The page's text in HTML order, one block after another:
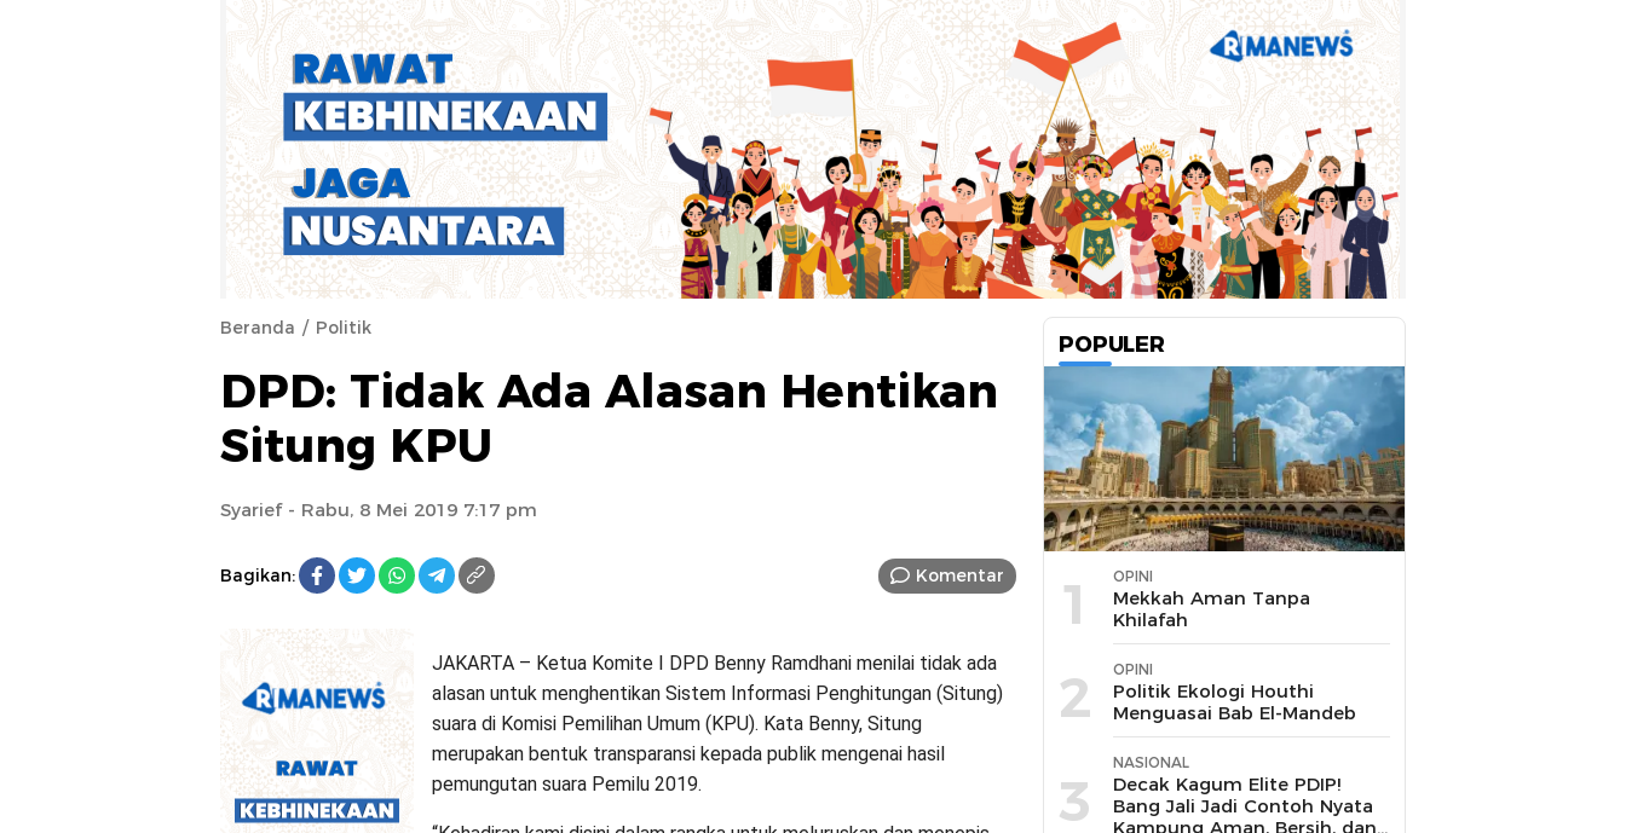
Beranda Politik
DPD: Tidak Ada Alasan Hentikan
Situng KPU
Syarief- Rabu, 8 Mei 2019 7:17 pm
Bagikan: Komentar
JAKARTA – Ketua Komite I DPD Benny Ramdhani menilai tidak ada
alasan untuk menghentikan Sistem Informasi Penghitungan (Situng)
suara di Komisi Pemilihan Umum (KPU). Kata Benny, Situng
merupakan bentuk transparansi kepada publik mengenai hasil
pemungutan suara Pemilu 2019.
POPULER
1 OPINI
Mekkah Aman Tanpa
Khilafah
2 OPINI
Politik Ekologi Houthi
Menguasai Bab El-Mandeb
3
NASIONAL
Decak Kagum Elite PDIP!
Bang Jali Jadi Contoh Nyata
Kampung Aman, Bersih, dan